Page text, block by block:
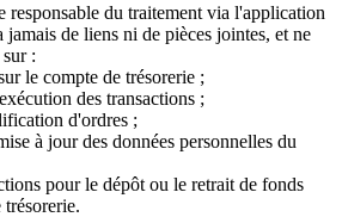
responsable du traitement via l'application
de liens ni de pièces jointes, et ne
:
le compte de trésorerie ;
des transactions ;
d'ordres ;
à jour des données personnelles du
pour le dépôt ou le retrait de fonds